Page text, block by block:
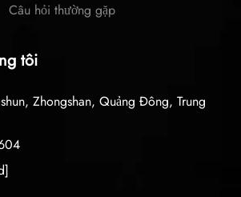
Câu hỏi thường gặp
tôi
Zhongshan, Quảng Đông, Trung